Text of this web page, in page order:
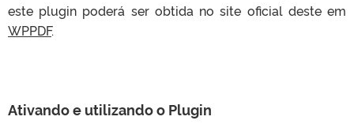
este plugin poderá ser obtida no site oficial deste em
WPPDF.
Ativando e utilizando o Plugin